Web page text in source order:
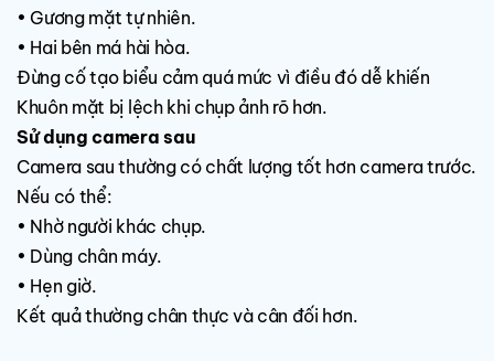
• Gương mặt tự nhiên.
• Hai bên má hài hòa.
Đừng cố tạo biểu cảm quá mức vì điều đó dễ khiến
Khuôn mặt bị lệch khi chụp ảnh rõ hơn.
Sử dụng camera sau
Camera sau thường có chất lượng tốt hơn camera trước.
Nếu có thể:
• Nhờ người khác chụp.
• Dùng chân máy.
• Hẹn giờ.
Kết quả thường chân thực và cân đối hơn.